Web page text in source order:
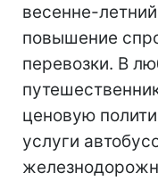
весенне-
повышение
перевозки. В
ценовую
услуги